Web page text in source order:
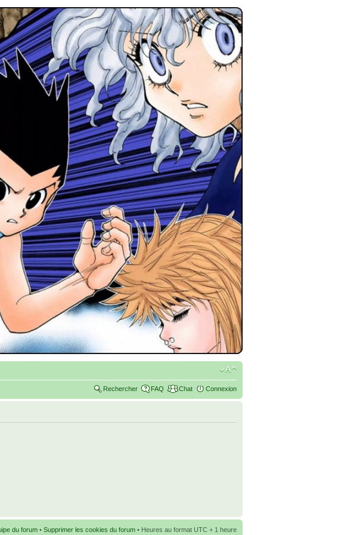
Rechercher FAQ Chat Connexion
du forum • Supprimer les cookies du forum • Heures au format UTC + 1 heure